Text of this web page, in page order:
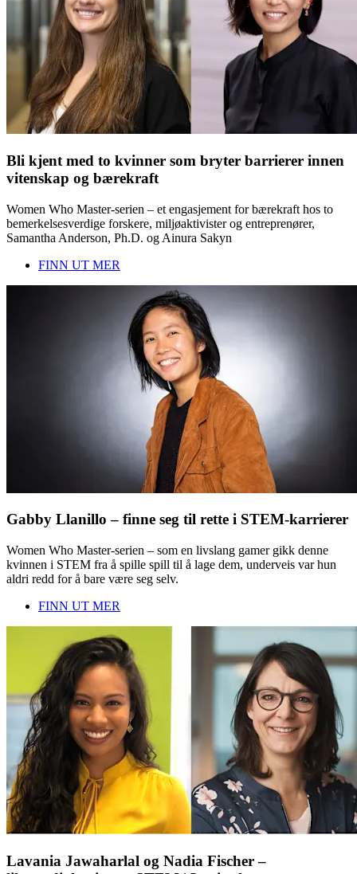
Bli kjent med to kvinner som bryter barrierer innen
vitenskap og bærekraft
Women Who Master-serien – et engasjement for bærekraft hos to
bemerkelsesverdige forskere, miljøaktivister og entreprenører,
Samantha Anderson, Ph.D. og Ainura Sakyn
FINN UT MER
Gabby Llanillo – finne seg til rette i STEM-karrierer
Women Who Master-serien – som en livslang gamer gikk denne
kvinnen i STEM fra å spille spill til å lage dem, underveis var hun
aldri redd for å bare være seg selv.
FINN UT MER
Lavania Jawaharlal og Nadia Fischer –